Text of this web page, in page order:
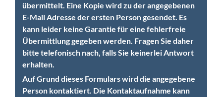
übermittelt. Eine Kopie wird zu der angegebenen
E-Mail Adresse der ersten Person gesendet. Es
kann leider keine Garantie für eine fehlerfreie
Übermittlung gegeben werden. Fragen Sie daher
bitte telefonisch nach, falls Sie keinerlei Antwort
erhalten.
Auf Grund dieses Formulars wird die angegebene
Person kontaktiert. Die Kontaktaufnahme kann